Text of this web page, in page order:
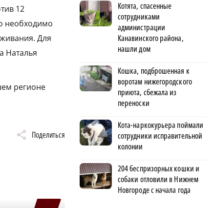
12
необходимо
Для
Наталья
регионе
Поделиться
Котята, спасенные
сотрудниками
администрации
Канавинского района,
нашли дом
Кошка, подброшенная к
воротам нижегородского
приюта, сбежала из
переноски
Кота-наркокурьера поймали
сотрудники исправительной
колонии
204 беспризорных кошки и
собаки отловили в Нижнем
Новгороде с начала года